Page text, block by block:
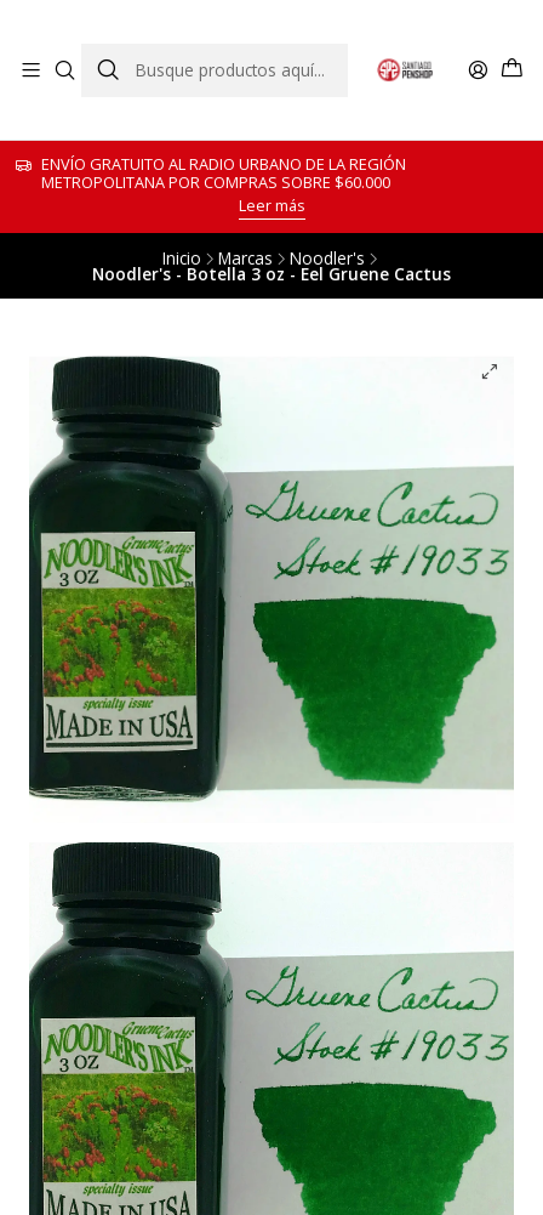
ENVÍO GRATUITO AL RADIO URBANO DE LA REGIÓN
METROPOLITANA POR COMPRAS SOBRE $60.000
Leer más
Inicio Marcas Noodler's
Noodler's - Botella 3 oz - Eel Gruene Cactus